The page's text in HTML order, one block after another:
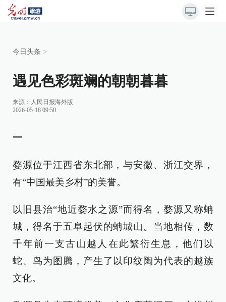
今日头条 >
遇见色彩斑斓的朝朝暮暮
来源： 人民日报海外版
2026-05-18 09:50
一
婺源位于江西省东北部，与安徽、浙江交界，
有“中国最美乡村”的美誉。
以旧县治“地近婺水之源”而得名，婺源又称蚺
城，得名于五阜起伏的蚺城山。当地相传，数
千年前一支古山越人在此繁衍生息，他们以
蛇、鸟为图腾，产生了以印纹陶为代表的越族
文化。